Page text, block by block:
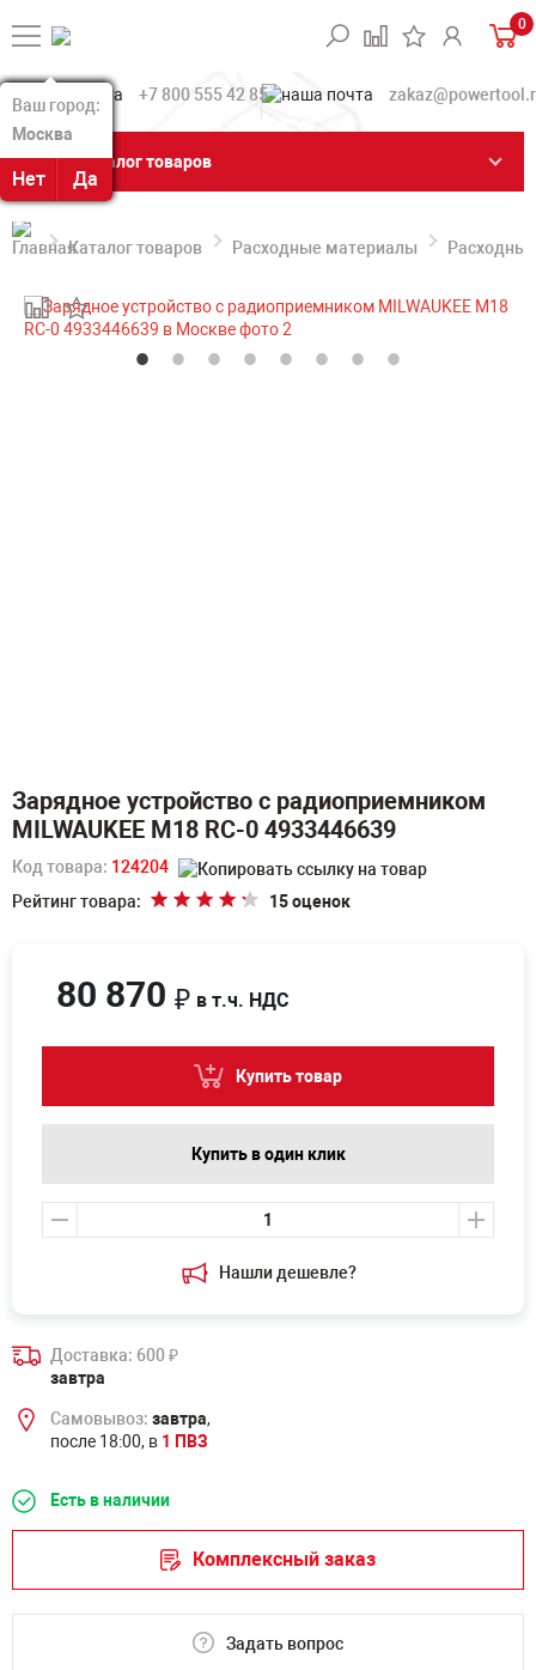
Ваш город:
Москва
Нет Да
Ваш город:
Москва
Нет Да
0
+7 800 555 42 85
Каталог товаров
Каталог товаров Расходные материалы
Зарядное устройство с радиоприемником
MILWAUKEE М18 RC-0 4933446639
Код товара: 124204
Рейтинг товара:
15 оценок
Нашли дешевле?
80 870 ₽ в т.ч. НДС
Купить товар
Купить в один клик
Доставка: 600₽
завтра
Самовывоз: завтра,
после 18:00, в 1 ПВЗ
Есть в наличии
Комплексный заказ
Задать вопрос